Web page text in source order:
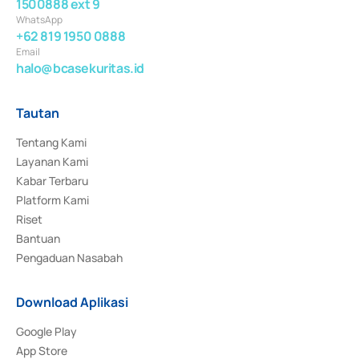
1500888 ext 9
WhatsApp
+62 819 1950 0888
Email
halo@bcasekuritas.id
Tautan
Tentang Kami
Layanan Kami
Kabar Terbaru
Platform Kami
Riset
Bantuan
Pengaduan Nasabah
Download Aplikasi
Google Play
App Store